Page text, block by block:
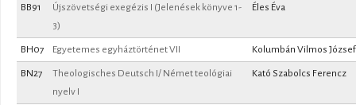
BB91
Újszövetségi exegézis I (Jelenések könyve 1-
3)
Éles Éva
BH07 Egyetemes egyháztörténet VII Kolumbán Vilmos József
BN27
Theologisches Deutsch I/ Német teológiai
nyelv I
Kató Szabolcs Ferencz